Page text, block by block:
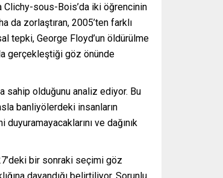
Clichy-sous-Bois’da iki öğrencinin
da zorlaştıran, 2005’ten farklı
tepki, George Floyd’un öldürülme
gerçekleştiği göz önünde
sahip olduğunu analiz ediyor. Bu
banliyölerdeki insanların
ve dağınık
bir sonraki seçimi göz